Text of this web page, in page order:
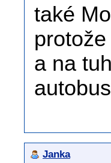
také
a na
Janka